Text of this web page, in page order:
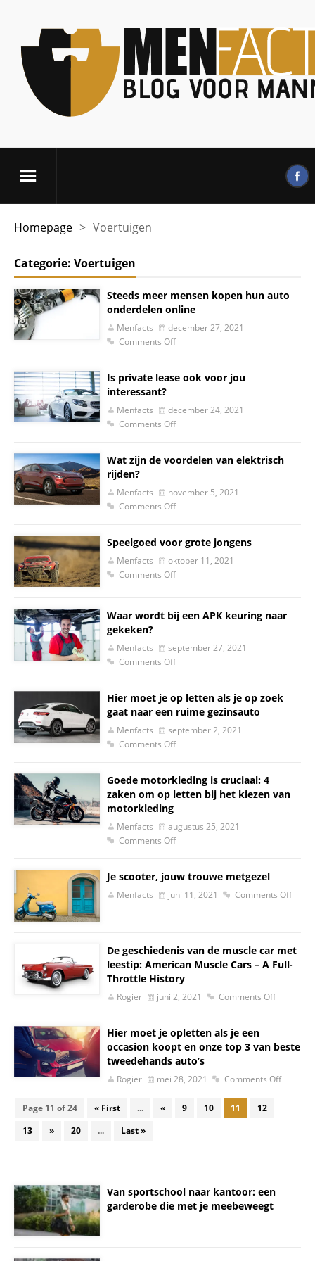
Homepage > Voertuigen
Categorie: Voertuigen
Steeds meer mensen kopen hun auto
onderdelen online
Menfacts
december 27, 2021
Comments Off
Is private lease ook voor jou
interessant?
Menfacts
december 24, 2021
Comments Off
Wat zijn de voordelen van elektrisch
rijden?
Menfacts
november 5, 2021
Comments Off
Speelgoed voor grote jongens
Menfacts
oktober 11, 2021
Comments Off
Waar wordt bij een APK keuring naar
gekeken?
Menfacts
september 27, 2021
Comments Off
Hier moet je op letten als je op zoek
gaat naar een ruime gezinsauto
Menfacts
september 2, 2021
Comments Off
Goede motorkleding is cruciaal: 4
zaken om op letten bij het kiezen van
motorkleding
Menfacts
augustus 25, 2021
Comments Off
Je scooter, jouw trouwe metgezel
Menfacts juni 11, 2021 Comments Off
De geschiedenis van de muscle car met
leestip: American Muscle Cars – A Full-
Throttle History
Rogier juni 2, 2021 Comments Off
Hier moet je opletten als je een
occasion koopt en onze top 3 van beste
tweedehands auto’s
Rogier mei 28, 2021 Comments Off
Page 11 of 24 « First ... « 9 10 11
12
13
» 20 ... Last »
Van sportschool naar kantoor: een
garderobe die met je meebeweegt